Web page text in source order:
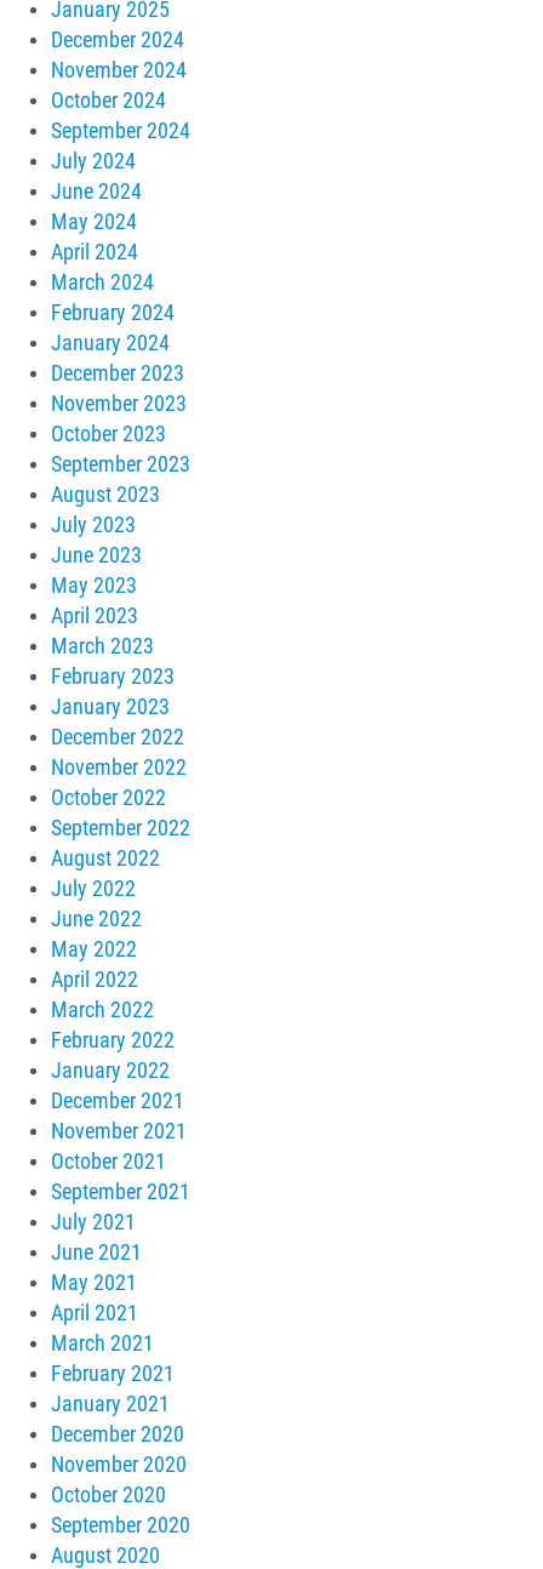
January 2025
December 2024
November 2024
October 2024
September 2024
July 2024
June 2024
May 2024
April 2024
March 2024
February 2024
January 2024
December 2023
November 2023
October 2023
September 2023
August 2023
July 2023
June 2023
May 2023
April 2023
March 2023
February 2023
January 2023
December 2022
November 2022
October 2022
September 2022
August 2022
July 2022
June 2022
May 2022
April 2022
March 2022
February 2022
January 2022
December 2021
November 2021
October 2021
September 2021
July 2021
June 2021
May 2021
April 2021
March 2021
February 2021
January 2021
December 2020
November 2020
October 2020
September 2020
August 2020